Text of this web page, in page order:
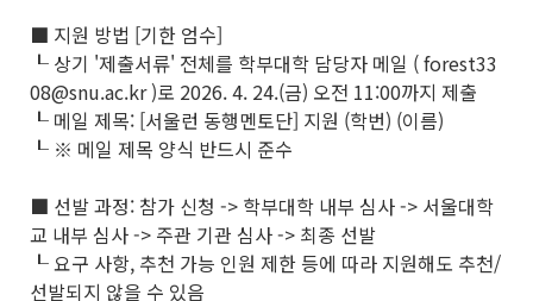
■ 지원 방법 [기한 엄수]
┖ 상기 '제출서류' 전체를 학부대학 담당자 메일 ( forest33
08@snu.ac.kr )로 2026. 4. 24.(금) 오전 11:00까지 제출
┖ 메일 제목: [서울런 동행멘토단] 지원 (학번) (이름)
┖ ※ 메일 제목 양식 반드시 준수
■ 선발 과정: 참가 신청 -> 학부대학 내부 심사 -> 서울대학
교 내부 심사 -> 주관 기관 심사 -> 최종 선발
┖ 요구 사항, 추천 가능 인원 제한 등에 따라 지원해도 추천/
선발되지 않을 수 있음